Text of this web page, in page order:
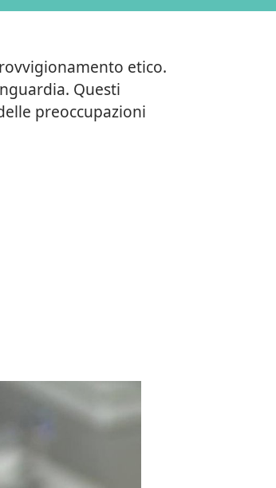
etico.
Questi
preoccupazioni